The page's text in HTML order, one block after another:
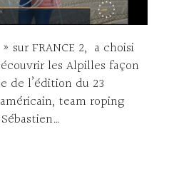
sur FRANCE 2, a choisi
les Alpilles façon
de l’édition du 23
team roping